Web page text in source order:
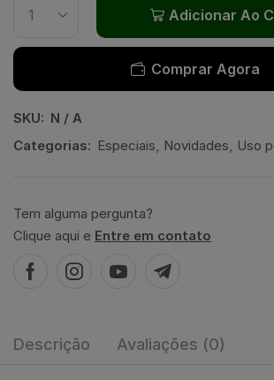
Adicionar Ao
Comprar Agora
SKU: N / A
Categorias: Especiais, Novidades, Uso
Tem alguma pergunta?
Clique aqui e Entre em contato
Descrição Avaliações (0)